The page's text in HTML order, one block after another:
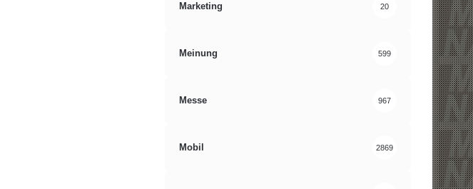
Marketing 20
Meinung 599
Messe 967
Mobil 2869